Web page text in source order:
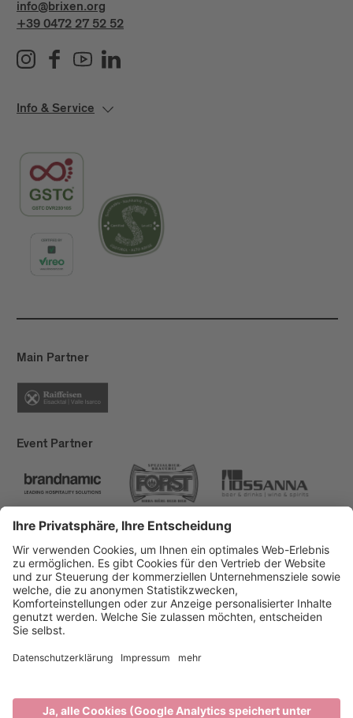
info@brixen.org
+39 0472 27 52 52
Info & Service
Main Partner
Event Partner
Brixen Tourismus
Privacy
Impressum
Förderungen
produced by